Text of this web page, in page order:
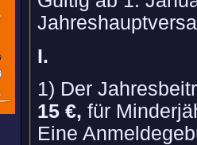
I.
1) Der
15 €, für
Eine